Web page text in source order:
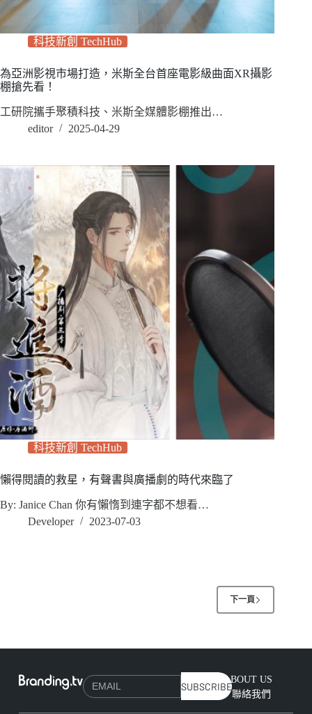
科技新創 TechHub
為亞洲影視市場打造，米斯全台首座電影級曲面XR攝影
棚搶先看！
工研院攜手聚積科技、米斯全媒體影棚推出…
editor
2025-04-29
科技新創 TechHub
懶得閱讀的救星，有聲書與廣播劇的時代來臨了
By: Janice Chan 你有懶惰到連字都不想看…
Developer
2023-07-03
下一頁
SUBSCRIBE
ABOUT US
聯絡我們